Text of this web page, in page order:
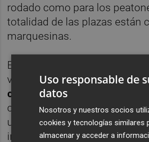
rodado como para los
totalidad de las plazas están
marquesinas.
Esta compra forma parte del
vehículo Hermes II, con una
compra de 14 millones de
comunicado, que destaca la
una elevada rentabilidad para
inversores de la compañía. La
Uso responsable de
datos
Nosotros y nuestros socios
cookies y tecnologías similares
almacenar y acceder a